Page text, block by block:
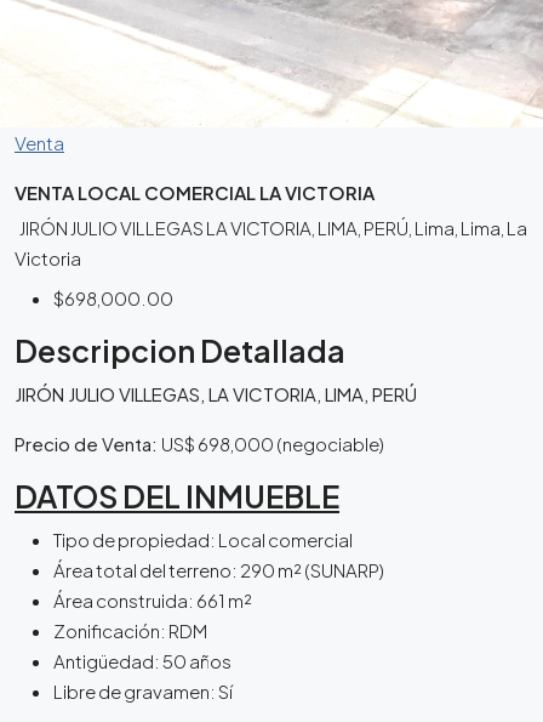
Venta
VENTA LOCAL COMERCIAL LA VICTORIA
JIRÓN JULIO VILLEGAS LA VICTORIA, LIMA, PERÚ, Lima, Lima, La
Victoria
$698,000.00
Descripcion Detallada
JIRÓN JULIO VILLEGAS, LA VICTORIA, LIMA, PERÚ
Precio de Venta: US$ 698,000 (negociable)
DATOS DEL INMUEBLE
Tipo de propiedad: Local comercial
Área total del terreno: 290 m² (SUNARP)
Área construida: 661 m²
Zonificación: RDM
Antigüedad: 50 años
Libre de gravamen: Sí